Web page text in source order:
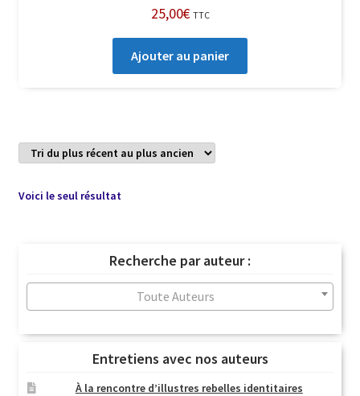
25,00€ TTC
Ajouter au panier
Voici le seul résultat
Recherche par auteur :
Toute Auteurs
Entretiens avec nos auteurs
À la rencontre d’illustres rebelles identitaires